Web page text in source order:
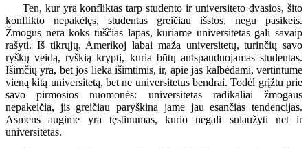
Ten, kur yra konfliktas tarp studento ir universiteto dvasios, šito
konflikto nepakėlęs, studentas greičiau išstos, negu pasikeis.
Žmogus nėra koks tuščias lapas, kuriame universitetas gali savaip
rašyti. Iš tikrųjų, Amerikoj labai maža universitetų, turinčių savo
ryškų veidą, ryškią kryptį, kuria būtų antspauduojamas studentas.
Išimčių yra, bet jos lieka išimtimis, ir, apie jas kalbėdami, vertintume
vieną kitą universitetą, bet ne universitetus bendrai. Todėl grįžtu prie
savo pirmosios nuomonės: universitetas radikaliai žmogaus
nepakeičia, jis greičiau paryškina jame jau esančias tendencijas.
Asmens augime yra tęstinumas, kurio negali sulaužyti net ir
universitetas.